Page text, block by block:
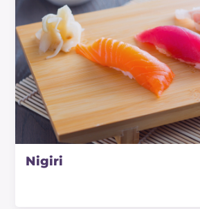
Nigiri